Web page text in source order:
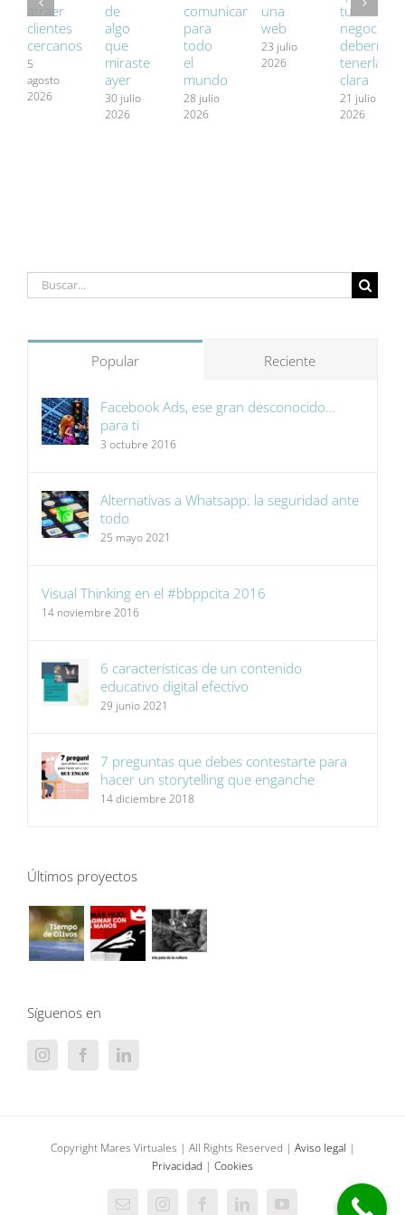
atraer
clientes
cercanos
5
agosto
2026
de
algo
que
miraste
ayer
30 julio
2026
comunicar
para
todo
el
mundo
28 julio
2026
una
web
23 julio
2026
tu
negocio
debería
tenerla
clara
21 julio
2026
Buscar:
Popular Reciente
Facebook Ads, ese gran desconocido…
para ti
3 octubre 2016
Alternativas a Whatsapp: la seguridad ante
todo
25 mayo 2021
Visual Thinking en el #bbppcita 2016
14 noviembre 2016
6 características de un contenido
educativo digital efectivo
29 junio 2021
7 preguntas que debes contestarte para
hacer un storytelling que enganche
14 diciembre 2018
Últimos proyectos
Síguenos en
Copyright Mares Virtuales | All Rights Reserved | Aviso legal |
Privacidad | Cookies
CorreoInstagramFacebookLinkedInYouTube